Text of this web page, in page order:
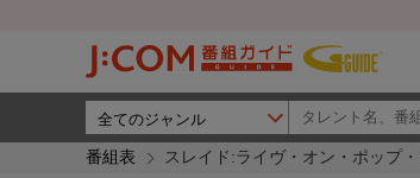
番組表 スレイド:ライヴ・オン・ポップ